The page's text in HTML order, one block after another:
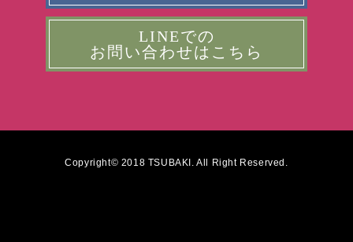
LINEでの
お問い合わせはこちら
Copyright© 2018 TSUBAKI. All Right Reserved.